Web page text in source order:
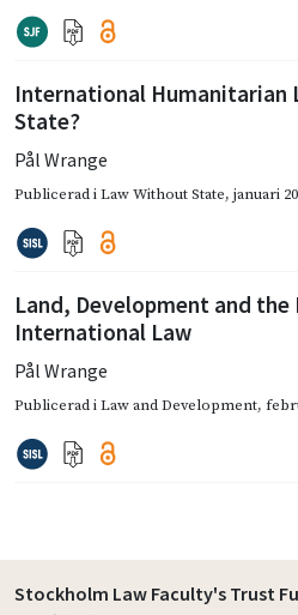
International Humanitarian
State?
Pål Wrange
Publicerad iLaw Without State, januari
Land, Development and
International Law
Pål Wrange
Publicerad iLaw and Development,
Stockholm Law Faculty's Trust